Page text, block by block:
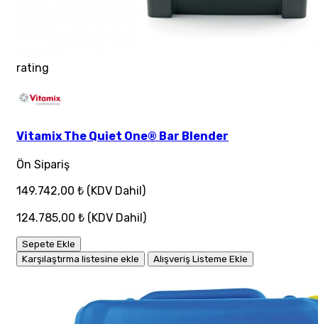
rating
Vitamix The Quiet One® Bar Blender
Ön Sipariş
149.742,00 ₺ (KDV Dahil)
124.785,00 ₺ (KDV Dahil)
Sepete Ekle
Karşılaştırma listesine ekle
Alışveriş Listeme Ekle